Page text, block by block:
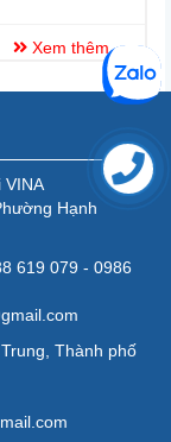
Xem thêm
VINA
Hạnh
619 079 - 0986
Thành phố